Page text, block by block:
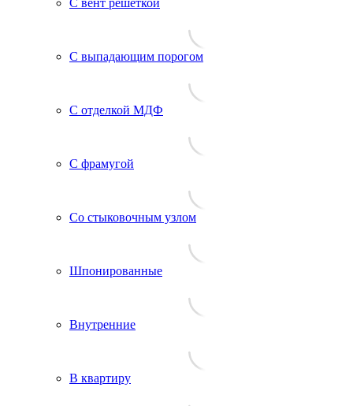
С вент решеткой
С выпадающим порогом
С отделкой МДФ
С фрамугой
Со стыковочным узлом
Шпонированные
Внутренние
В квартиру